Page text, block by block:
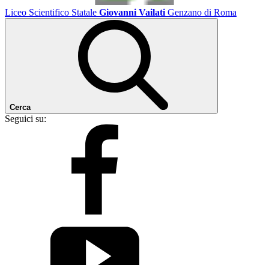
Liceo Scientifico Statale Giovanni Vailati Genzano di Roma
Cerca
Seguici su: